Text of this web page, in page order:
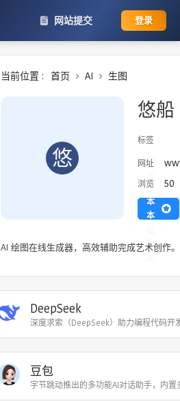
网站提交 登录
当前位置 : 首页 AI 生图
悠
悠船
标签
网址
浏览 50
添
到
本
本
主
AI 绘图在线生成器，高效辅助完成艺术创作。
DeepSeek
深度求索（DeepSeek）助力编程代码开
豆包
字节跳动推出的多功能AI对话助手，内置